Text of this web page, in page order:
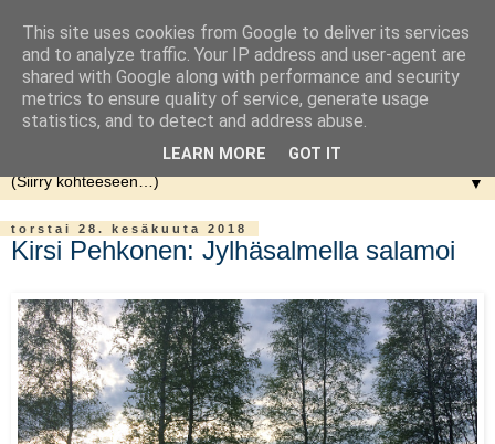
▼
torstai 28. kesäkuuta 2018
Kirsi Pehkonen: Jylhäsalmella salamoi
This site uses cookies from Google to deliver its services
and to analyze traffic. Your IP address and user-agent are
shared with Google along with performance and security
metrics to ensure quality of service, generate usage
statistics, and to detect and address abuse.
LEARN MORE GOT IT